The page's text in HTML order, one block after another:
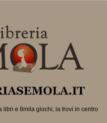
libri e 8mila giochi, la trovi in centro